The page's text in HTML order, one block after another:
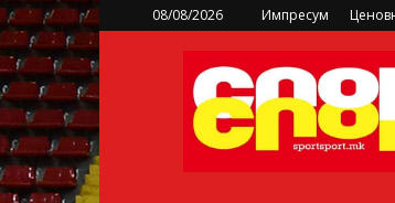
08/08/2026 Импресум
sportsport.mk